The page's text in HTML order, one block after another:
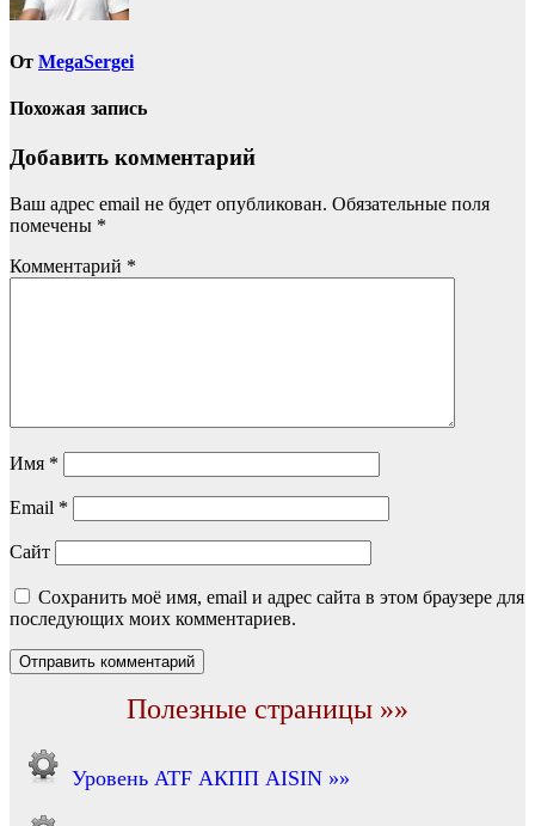
От MegaSergei
Похожая запись
Добавить комментарий
Ваш адрес email не будет опубликован. Обязательные поля
помечены *
Комментарий *
Имя *
Email *
Сайт
Сохранить моё имя, email и адрес сайта в этом браузере для
последующих моих комментариев.
Полезные страницы »»
Уровень ATF АКПП AISIN »»